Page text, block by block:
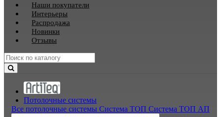
Наши покупатели
Интерьеры
Распродажа
Новинки
Отзывы
Потолочные системы
Все потолочные системы Система ТОП Система ТОП АП